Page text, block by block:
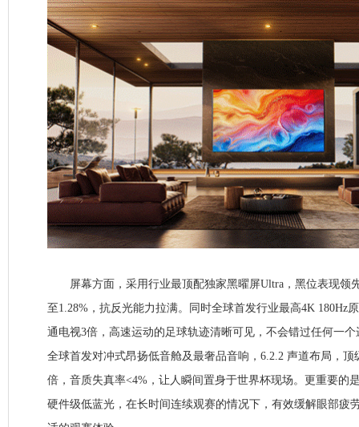
屏幕方面，采用行业最顶配独家黑曜屏Ultra，黑位表现领
至1.28%，抗反光能力拉满。同时全球首发行业最高4K 180Hz
通电视3倍，高速运动的足球轨迹清晰可见，不会错过任何一
全球首发对冲式昂扬低音舱及最奢品音响，6.2.2 声道布局，
倍，音质失真率<4%，让人瞬间置身于世界杯现场。更重要的
硬件级低蓝光，在长时间连续观赛的情况下，有效缓解眼部疲